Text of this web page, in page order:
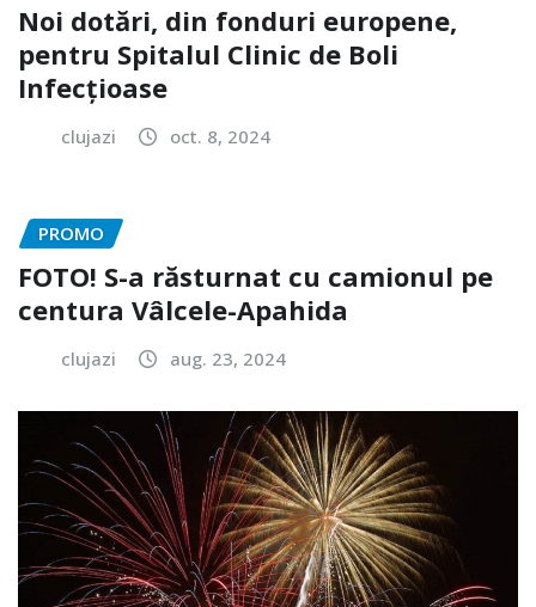
Noi dotări, din fonduri europene,
pentru Spitalul Clinic de Boli
Infecțioase
clujazi oct. 8, 2024
PROMO
FOTO! S-a răsturnat cu camionul pe
centura Vâlcele-Apahida
clujazi aug. 23, 2024